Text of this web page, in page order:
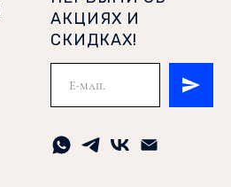
АКЦИЯХ И
СКИДКАХ!